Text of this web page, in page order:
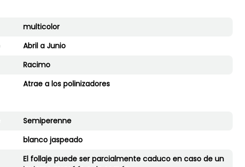
multicolor
Abril a Junio
Racimo
Atrae a los polinizadores
Semiperenne
blanco jaspeado
El follaje puede ser parcialmente caduco en caso de un